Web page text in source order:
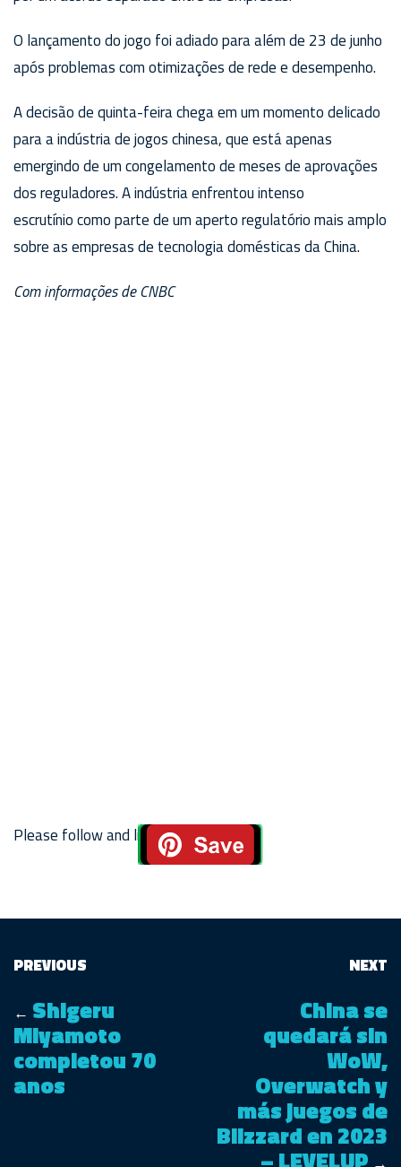
O lançamento do jogo foi adiado para além de 23 de junho
após problemas com otimizações de rede e desempenho.
A decisão de quinta-feira chega em um momento delicado
para a indústria de jogos chinesa, que está apenas
emergindo de um congelamento de meses de aprovações
dos reguladores. A indústria enfrentou intenso
escrutínio como parte de um aperto regulatório mais amplo
sobre as empresas de tecnologia domésticas da China.
Com informações de CNBC
Please follow and like us:
PREVIOUS
← Shigeru
Miyamoto
completou 70
anos
NEXT
China se
quedará sin
WoW,
Overwatch y
más juegos de
Blizzard en 2023